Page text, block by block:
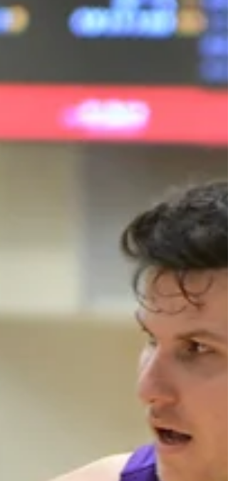
וחבריו וזה נגמר בתוצאה 103:92 לזכות
האיטלקים. זה לא...